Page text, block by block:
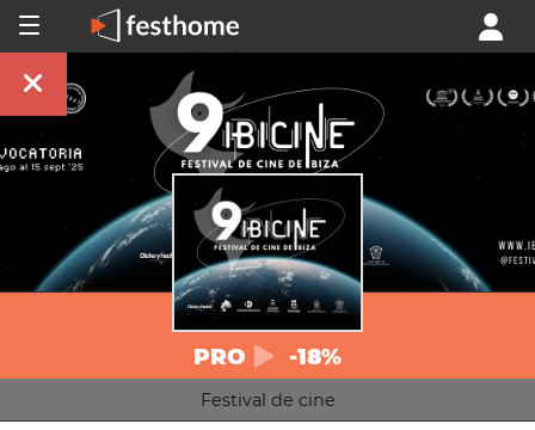
PRO -18%
Festival de cine